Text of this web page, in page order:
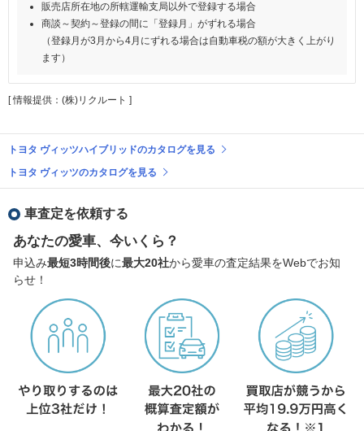
販売店所在地の所轄運輸支局以外で登録する場合
商談～契約～登録の間に「登録月」がずれる場合
（登録月が3月から4月にずれる場合は自動車税の額が大きく上がり
ます）
[ 情報提供：(株)リクルート ]
トヨタ ヴィッツハイブリッドのカタログを見る
トヨタ ヴィッツのカタログを見る
車査定を依頼する
あなたの愛車、今いくら？
申込み最短3時間後に最大20社から愛車の査定結果をWebでお知
らせ！